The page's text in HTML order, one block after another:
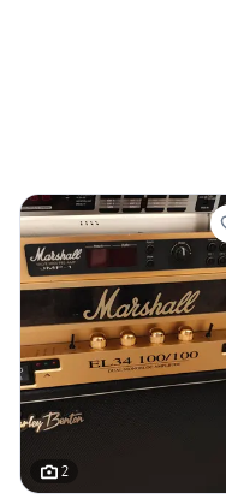
2